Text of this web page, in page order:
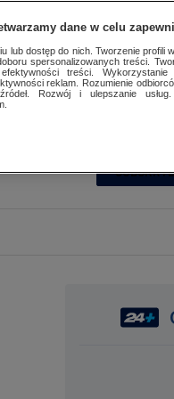
dane w celu
lub dostęp do nich. Tworzenie profili
spersonalizowanych treści.
treści.
reklam. Rozumienie
Rozwój i ulepszanie usług.